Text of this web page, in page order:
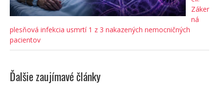
Záker
ná
plesňová infekcia usmrtí 1 z 3 nakazených nemocničných
pacientov
Ďalšie zaujímavé články